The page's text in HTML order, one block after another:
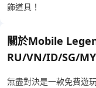
飾道具！
關於Mobile
RU/VN/ID/SG/
無盡對決是一款免費遊